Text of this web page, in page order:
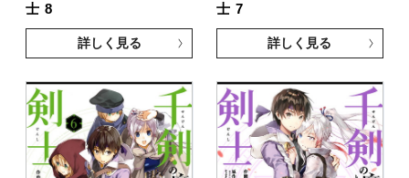
士 8
詳しく見る
士 7
詳しく見る